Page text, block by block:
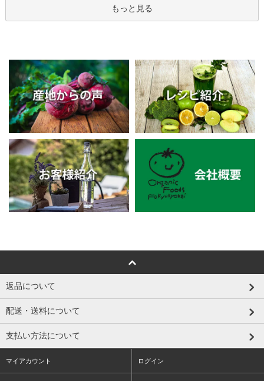
もっと見る
返品について
配送・送料について
支払い方法について
マイアカウント ログイン